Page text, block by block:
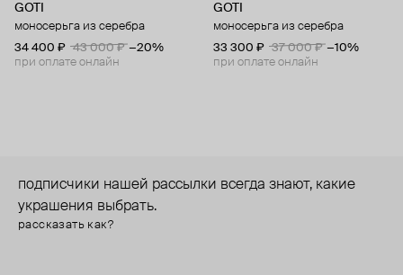
GOTI
моносерьга из серебра
34 400 ₽
43 000 ₽ −20%
при оплате онлайн
GOTI
моносерьга из серебра
33 300 ₽
37 000 ₽ −10%
при оплате онлайн
подписчики нашей рассылки всегда знают, какие
украшения выбрать.
рассказать как?